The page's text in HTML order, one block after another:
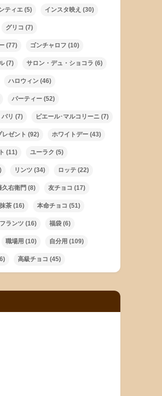
ティエ (5) インスタ映え (30)
グリコ (7)
(77) ゴンチャロフ (10)
(7) サロン・デュ・ショコラ (6)
ハロウィン (46)
パーティー (52)
リ (7) ピエール･マルコリーニ (7)
レゼント (92) ホワイトデー (43)
(11) ユーラク (5)
リンツ (34) ロッテ (22)
久右衛門 (8) 友チョコ (17)
抹茶 (16) 本命チョコ (51)
ランツ (16) 福袋 (6)
職場用 (10) 自分用 (109)
高級チョコ (45)